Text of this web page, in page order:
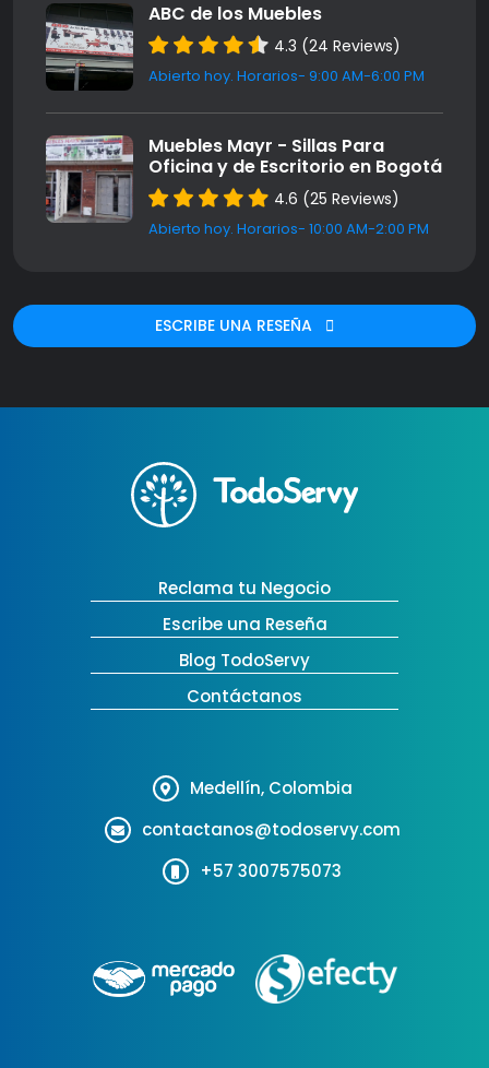
ABC de los Muebles
4.3 (24 Reviews)
Abierto hoy. Horarios- 9:00 AM-6:00 PM
Muebles Mayr - Sillas Para
Oficina y de Escritorio en Bogotá
4.6 (25 Reviews)
Abierto hoy. Horarios- 10:00 AM-2:00 PM
ESCRIBE UNA RESEÑA
Reclama tu Negocio
Escribe una Reseña
Blog TodoServy
Contáctanos
Medellín, Colombia
contactanos@todoservy.com
+57 3007575073